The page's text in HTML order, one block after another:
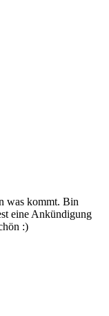
was kommt. Bin
eine Ankündigung
:)